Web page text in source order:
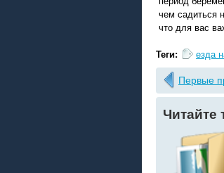
чем садиться
что для вас
Теги:
езда
Первые
Читайте